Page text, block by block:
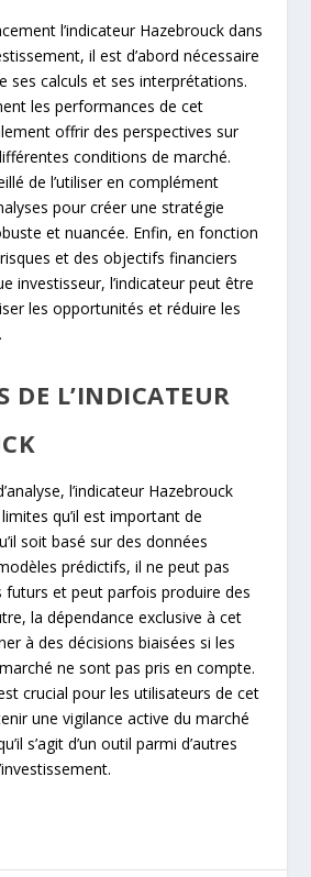
l’indicateur Hazebrouck dans
il est d’abord nécessaire
ses calculs et ses interprétations.
les performances de cet
offrir des perspectives sur
conditions de marché.
de l’utiliser en complément
pour créer une stratégie
et nuancée. Enfin, en fonction
et des objectifs financiers
investisseur, l’indicateur peut être
les opportunités et réduire les
DE L’INDICATEUR
l’indicateur Hazebrouck
qu’il est important de
soit basé sur des données
prédictifs, il ne peut pas
futurs et peut parfois produire des
la dépendance exclusive à cet
à des décisions biaisées si les
ne sont pas pris en compte.
crucial pour les utilisateurs de cet
une vigilance active du marché
s’agit d’un outil parmi d’autres